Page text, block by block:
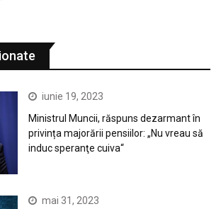
iunie 19, 2023
Ministrul Muncii, răspuns dezarmant în
privința majorării pensiilor: „Nu vreau să
induc speranţe cuiva“
mai 31, 2023